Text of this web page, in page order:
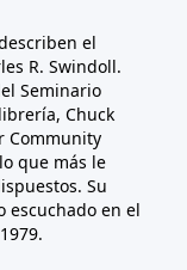
el
R. Swindoll.
Seminario
Chuck
Community
que más le
Su
escuchado en el